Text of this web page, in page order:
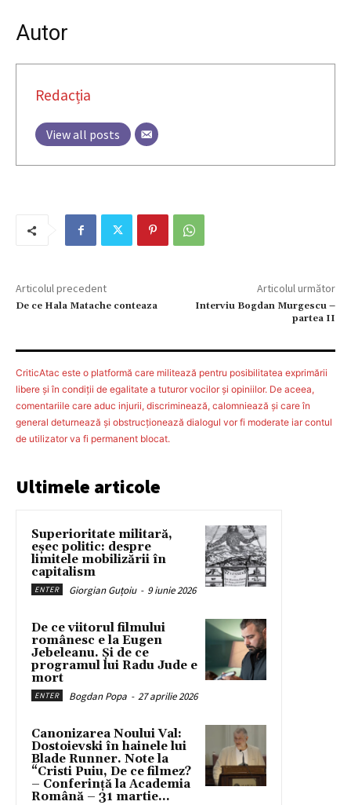
Autor
Redacția
View all posts
Articolul precedent
De ce Hala Matache conteaza
Articolul următor
Interviu Bogdan Murgescu –
partea II
CriticAtac este o platformă care militează pentru posibilitatea exprimării
libere şi în condiţii de egalitate a tuturor vocilor şi opiniilor. De aceea,
comentariile care aduc injurii, discriminează, calomniează şi care în
general deturnează şi obstrucţionează dialogul vor fi moderate iar contul
de utilizator va fi permanent blocat.
Ultimele articole
Superioritate militară,
eșec politic: despre
limitele mobilizării în
capitalism
ENTER Giorgian Guțoiu - 9 iunie 2026
De ce viitorul filmului
românesc e la Eugen
Jebeleanu. Și de ce
programul lui Radu Jude e
mort
ENTER Bogdan Popa - 27 aprilie 2026
Canonizarea Noului Val:
Dostoievski în hainele lui
Blade Runner. Note la
“Cristi Puiu, De ce filmez?
– Conferință la Academia
Română – 31 martie...